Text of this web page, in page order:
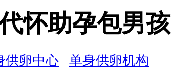
怀助孕包男孩
供卵中心
单身供卵机构